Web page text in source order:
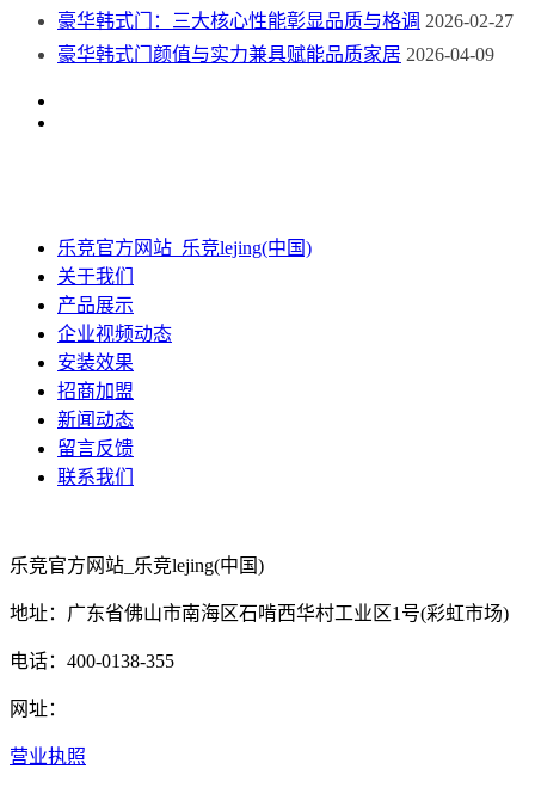
豪华韩式门：三大核心性能彰显品质与格调 2026-02-27
豪华韩式门颜值与实力兼具赋能品质家居 2026-04-09
乐竞官方网站_乐竞lejing(中国)
关于我们
产品展示
企业视频动态
安装效果
招商加盟
新闻动态
留言反馈
联系我们
乐竞官方网站_乐竞lejing(中国)
地址：广东省佛山市南海区石啃西华村工业区1号(彩虹市场)
电话：400-0138-355
网址：
营业执照